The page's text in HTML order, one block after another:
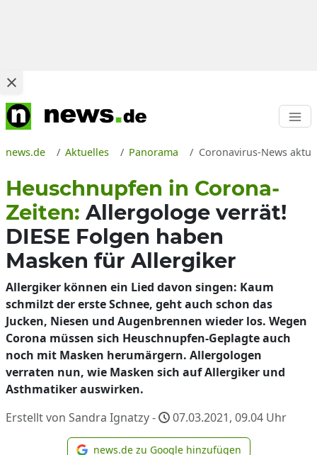
news.de Aktuelles Panorama Coronavirus-News
Heuschnupfen in Corona-
Zeiten: Allergologe verrät!
DIESE Folgen haben
Masken für Allergiker
Allergiker können ein Lied davon singen: Kaum
schmilzt der erste Schnee, geht auch schon das
Jucken, Niesen und Augenbrennen wieder los. Wegen
Corona müssen sich Heuschnupfen-Geplagte auch
noch mit Masken herumärgern. Allergologen
verraten nun, wie Masken sich auf Allergiker und
Asthmatiker auswirken.
Erstellt von Sandra Ignatzy -
07.03.2021, 09.04 Uhr
news.de zu Google hinzufügen